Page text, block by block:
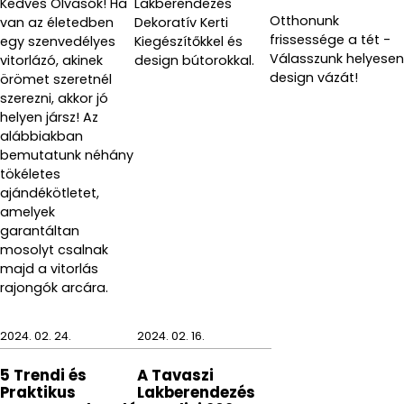
A csomag tartalma:kézi zuhanyfej, állítható
tartórúd, gégecső
Anyag: ABS, rozsdamentes acél
Szín: króm
Méret: 21 x 10 x 91,5 cm
Cikkszám: GYSS10305
Gyártó: GEDY S.p.A
Kedves Olvasók! Ha
van az életedben
egy szenvedélyes
vitorlázó, akinek
örömet szeretnél
szerezni, akkor jó
helyen jársz! Az
alábbiakban
bemutatunk néhány
tökéletes
ajándékötletet,
amelyek
garantáltan
mosolyt csalnak
majd a vitorlás
rajongók arcára.
Lakberendezés
Dekoratív Kerti
Kiegészítőkkel és
design bútorokkal.
Otthonunk
frissessége a tét -
Válasszunk helyesen
design vázát!
2024. 02. 24.
5 Trendi és
Praktikus
2024. 02. 16.
A Tavaszi
Lakberendezés